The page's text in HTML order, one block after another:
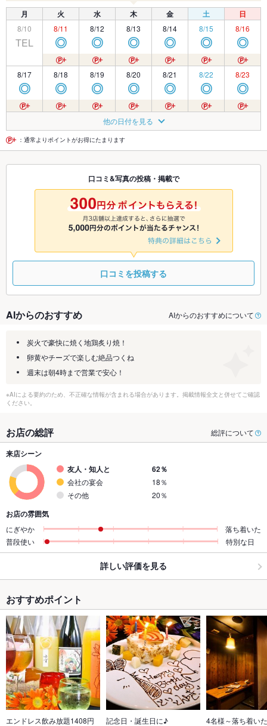
月 火 水 木 金 土 日
8/10
TEL
8/11
◎
8/12
◎
8/13
◎
8/14
◎
8/15
◎
8/16
◎
8/17
◎
8/18
◎
8/19
◎
8/20
◎
8/21
◎
8/22
◎
8/23
◎
◎ ◎
8/26
◎
8/27
◎
8/28
◎ ◎ ◎
8/31 9/1 9/2
◎
9/3
◎
9/4
◎
9/5 9/6
9/9
◎
9/10
◎
9/11
◎
9/12
他の日付を見る
：通常よりポイントがお得にたまります
口コミ&写真の投稿・掲載で
口コミを投稿する
AIからのおすすめ AIからのおすすめについて
炭火で豪快に焼く地鶏炙り焼！
卵黄やチーズで楽しむ絶品つくね
週末は朝4時まで営業で安心！
※AIによる要約のため、不正確な情報が含まれる場合があります。掲載情報全文と併せてご確認
ください。
お店の総評 総評について
来店シーン
友人・知人と
62％
会社の宴会
18％
その他
20％
お店の雰囲気
にぎやか
落ち着いた
普段使い
特別な日
詳しい評価を見る
おすすめポイント
エンドレス飲み放題1408円 記念日・誕生日に♪ 4名様～落ち着い